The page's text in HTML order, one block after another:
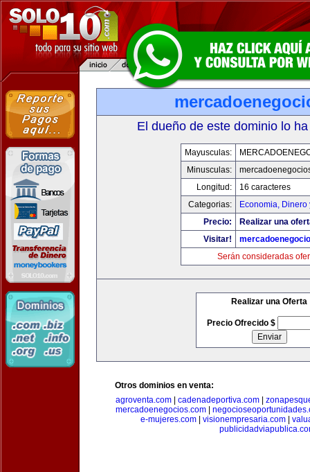
El dueño de este dominio lo
Mayusculas:
Minusculas:
Longitud:
16 caracteres
Categorias:
Economia, Dinero
Precio:
Realizar una
Visitar!
Serán consideradas
Realizar una Oferta
Precio Ofrecido $
Otros dominios en venta:
agroventa.com
cadenadeportiva.com
mercadoenegocios.com
e-mujeres.com
visionempresaria.com